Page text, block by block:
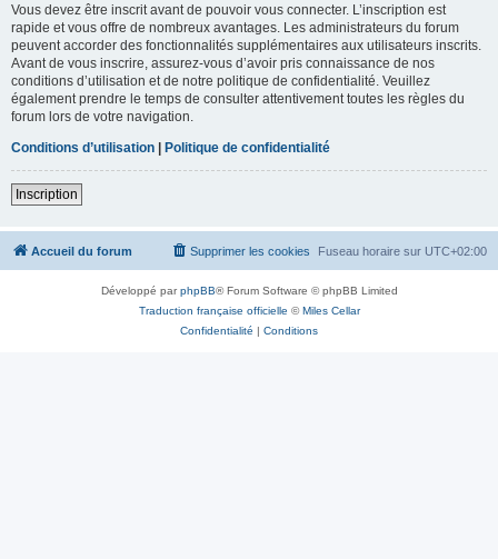
Vous devez être inscrit avant de pouvoir vous connecter. L’inscription est
rapide et vous offre de nombreux avantages. Les administrateurs du forum
peuvent accorder des fonctionnalités supplémentaires aux utilisateurs inscrits.
Avant de vous inscrire, assurez-vous d’avoir pris connaissance de nos
conditions d’utilisation et de notre politique de confidentialité. Veuillez
également prendre le temps de consulter attentivement toutes les règles du
forum lors de votre navigation.
Conditions d’utilisation | Politique de confidentialité
Inscription
Accueil du forum Fuseau horaire sur UTC+02:00
Supprimer les cookies
Développé parphpBB® Forum Software © phpBB Limited
Traduction française officielle ©Miles Cellar
Confidentialité | Conditions